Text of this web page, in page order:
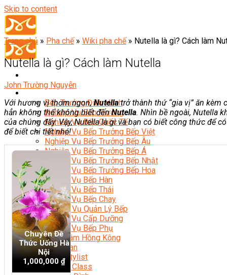
Skip to content
Bếp Trưởng Điều Hành
Nghiệp Vụ Bếp Trưởng
Nghiệp Vụ Bếp Quốc Tế
Nghiệp Vụ Bếp Trưởng Bếp Việt
Nghiệp Vụ Bếp Trưởng Bếp Âu
Nghiệp Vụ Bếp Trưởng Bếp Á
Nghiệp Vụ Bếp Trưởng Bếp Nhật
Nghiệp Vụ Bếp Trưởng Bếp Hoa
Nghiệp Vụ Bếp Hàn
Nghiệp Vụ Bếp Thái
Nghiệp Vụ Bếp Chay
Nghiệp Vụ Quản Lý Bếp
Nghiệp Vụ Cấp Dưỡng
Nghiệp Vụ Bếp Phụ
Điểm Tâm Hồng Kông
Eat Clean
Food Stylist
Master Class
Trang chủ » Pha chế » Wiki pha chế » Nutella là gì? Cách làm
Nutella là gì? Cách làm Nutella
John Trường Nguyễn
Với hương vị thơm ngon,Nutellatrở thành thứ “gia vị” ăn kèm
hẳn không thể không biết đếnNutella. Nhìn bề ngoài, Nutella
của chúng đấy. Vậy, Nutella là gì và bạn có biết công thức để
để biết chi tiết nhé!
Chuyên Đề
Thức Uống Hà
Nội
1,000,000 ₫